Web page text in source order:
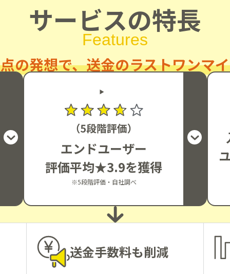
サービスの特長
Features
の発想で、送金のラストワンマ
エンドユーザー
評価平均★3.9を獲得
※5段階評価・自社調べ
送金手数料も削減